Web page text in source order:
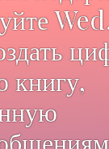
книгу,